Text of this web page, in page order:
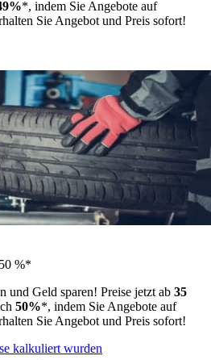
*, indem Sie Angebote auf
Sie Angebot und Preis sofort!
%*
und Geld sparen! Preise jetzt ab 35
50%*, indem Sie Angebote auf
Sie Angebot und Preis sofort!
kalkuliert wurden